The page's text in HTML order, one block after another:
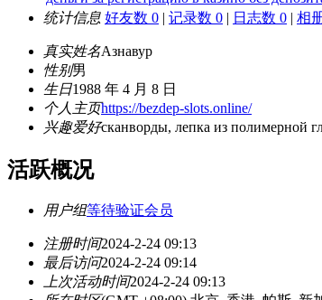
统计信息 好友数 0 | 记录数 0 | 日志数 0 | 相
真实姓名Азнавур
性别男
生日1988 年 4 月 8 日
个人主页https://bezdep-slots.online/
兴趣爱好сканворды, лепка из полимерной
活跃概况
用户组等待验证会员
注册时间2024-2-24 09:13
最后访问2024-2-24 09:14
上次活动时间2024-2-24 09:13